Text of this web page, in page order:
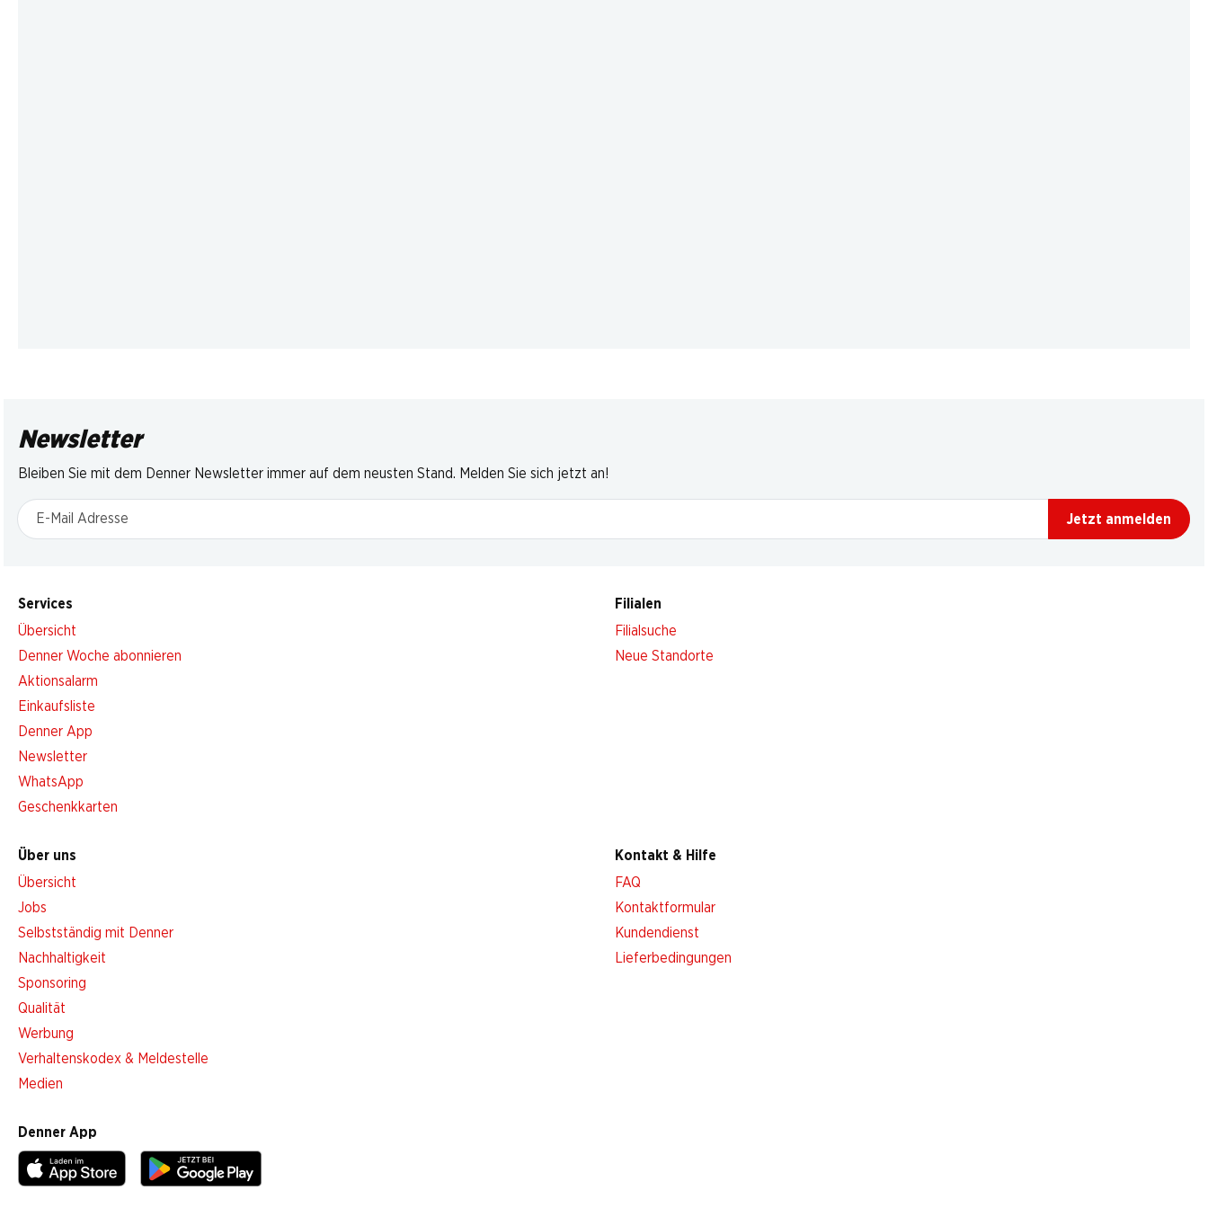
Newsletter
Bleiben Sie mit dem Denner Newsletter immer auf dem neusten Stand. Melden Sie sich jetzt an!
E-Mail Adresse
Jetzt anmelden
Services
Übersicht
Denner Woche abonnieren
Aktionsalarm
Einkaufsliste
Denner App
Newsletter
WhatsApp
Geschenkkarten
Filialen
Filialsuche
Neue Standorte
Über uns
Übersicht
Jobs
Selbstständig mit Denner
Nachhaltigkeit
Sponsoring
Qualität
Werbung
Verhaltenskodex & Meldestelle
Medien
Kontakt & Hilfe
FAQ
Kontaktformular
Kundendienst
Lieferbedingungen
Denner App